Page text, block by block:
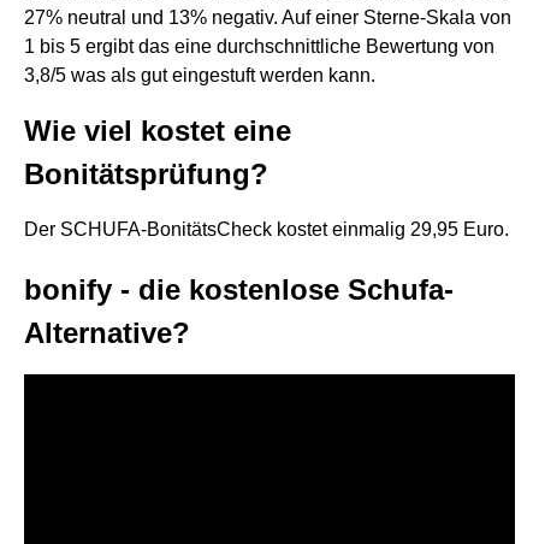
27% neutral und 13% negativ. Auf einer Sterne-Skala von
1 bis 5 ergibt das eine durchschnittliche Bewertung von
3,8/5 was als gut eingestuft werden kann.
Wie viel kostet eine
Bonitätsprüfung?
Der SCHUFA-BonitätsCheck kostet einmalig 29,95 Euro.
bonify - die kostenlose Schufa-
Alternative?